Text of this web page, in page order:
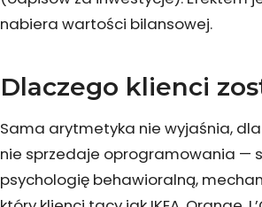
nabiera wartości bilansowej.
Dlaczego klienci
Sama arytmetyka nie wyjaśnia,
nie sprzedaje oprogramowania —
psychologię behawioralną,